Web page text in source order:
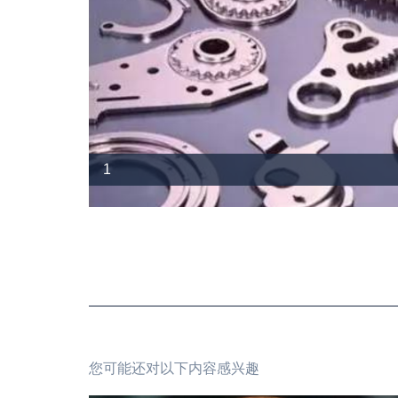
1
您可能还对以下内容感兴趣